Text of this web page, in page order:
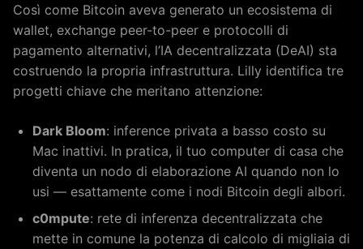
Così come Bitcoin aveva generato un ecosistema di
wallet, exchange peer-to-peer e protocolli di
pagamento alternativi, l’IA decentralizzata (DeAI) sta
costruendo la propria infrastruttura. Lilly identifica tre
progetti chiave che meritano attenzione:
Dark Bloom: inference privata a basso costo su
Mac inattivi. In pratica, il tuo computer di casa che
diventa un nodo di elaborazione AI quando non lo
usi — esattamente come i nodi Bitcoin degli albori.
c0mpute: rete di inferenza decentralizzata che
mette in comune la potenza di calcolo di migliaia di